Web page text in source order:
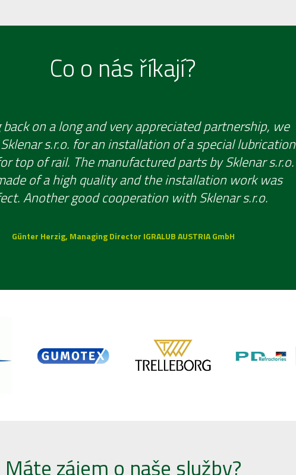
Co o nás říkají?
back on a long and very appreciated partnership, we
s.r.o. for an installation of a special lubrication
top of rail. The manufactured parts by Sklenar s.r.o.
of a high quality and the installation work was
Another good cooperation with Sklenar s.r.o.
Günter Herzig, Managing Director IGRALUB AUSTRIA GmbH
Máte zájem o naše služby?